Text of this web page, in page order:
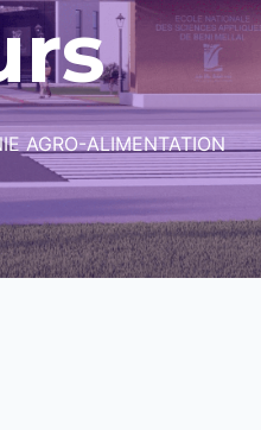
AGRO-ALIMENTATION